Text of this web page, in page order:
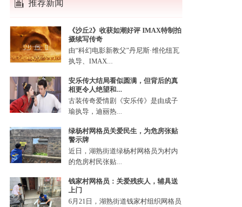
推荐新闻
《沙丘2》收获如潮好评 IMAX特制拍
摄续写传奇
由“科幻电影新教父”丹尼斯·维伦纽瓦
执导、IMAX...
安乐传大结局看似圆满，但背后的真
相更令人绝望和...
古装传奇爱情剧《安乐传》是由成子
瑜执导，迪丽热...
绿杨村网格员关爱民生，为危房张贴
警示牌
近日，湖熟街道绿杨村网格员为村内
的危房村民张贴...
钱家村网格员：关爱残疾人，辅具送
上门
6月21日，湖熟街道钱家村组织网格员